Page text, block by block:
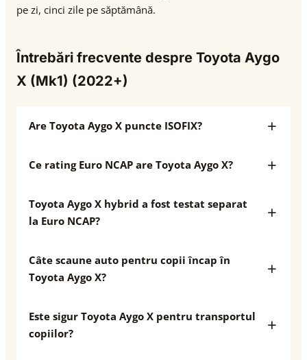
pe zi, cinci zile pe săptămână.
Întrebări frecvente despre Toyota Aygo
X (Mk1) (2022+)
Are Toyota Aygo X puncte ISOFIX?
Ce rating Euro NCAP are Toyota Aygo X?
Toyota Aygo X hybrid a fost testat separat
la Euro NCAP?
Câte scaune auto pentru copii încap în
Toyota Aygo X?
Este sigur Toyota Aygo X pentru transportul
copiilor?